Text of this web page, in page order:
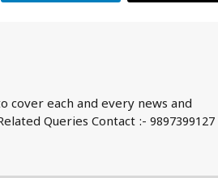
cover each and every news and
Queries Contact :- 9897399127